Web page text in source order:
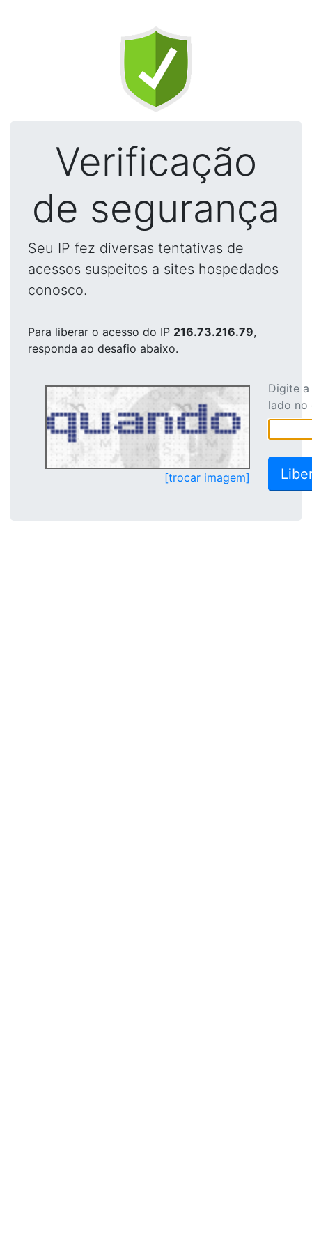
Verificação
de segurança
Seu IP fez diversas tentativas de
acessos suspeitos a sites hospedados
conosco.
Para liberar o acesso do IP 216.73.216.79,
responda ao desafio abaixo.
[trocar imagem]
Digite
lado no